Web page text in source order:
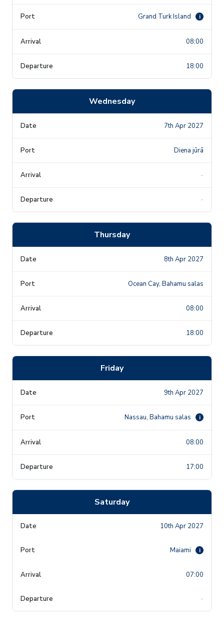
Grand Turk Island i
08:00
18:00
Wednesday
7th Apr 2027
Diena jūrā
-
-
Thursday
8th Apr 2027
Ocean Cay, Bahamu salas
08:00
18:00
Friday
9th Apr 2027
Nassau, Bahamu salas i
08:00
17:00
Saturday
10th Apr 2027
Maiami i
07:00
-